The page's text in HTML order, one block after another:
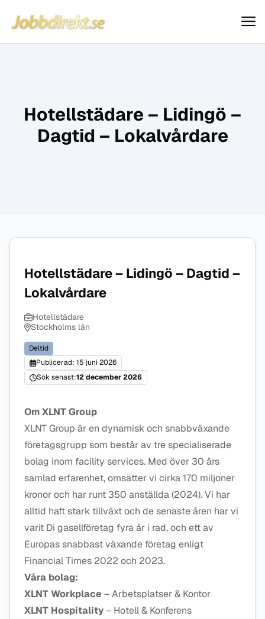
Hoppa till innehåll
Jobbdirekt
Hotellstädare – Lidingö –
Dagtid – Lokalvårdare
Hotellstädare – Lidingö – Dagtid –
Lokalvårdare
Hotellstädare
Stockholms län
Deltid
Publicerad: 15 juni 2026
Sök senast:12 december 2026
Om XLNT Group
XLNT Group är en dynamisk och snabbväxande
företagsgrupp som består av tre specialiserade
bolag inom facility services. Med över 30 års
samlad erfarenhet, omsätter vi cirka 170 miljoner
kronor och har runt 350 anställda (2024). Vi har
alltid haft stark tillväxt och de senaste åren har vi
varit Di gasellföretag fyra år i rad, och ett av
Europas snabbast växande företag enligt
Financial Times 2022 och 2023.
Våra bolag:
XLNT Workplace – Arbetsplatser & Kontor
XLNT Hospitality– Hotell & Konferens